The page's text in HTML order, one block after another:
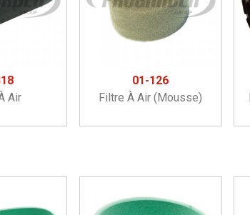
Air
01-126
Filtre À Air (mousse)